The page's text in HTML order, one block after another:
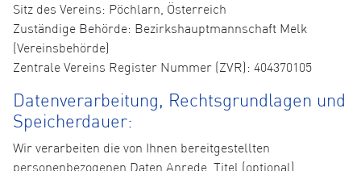
Sitz des Vereins: Pöchlarn, Österreich
Zuständige Behörde: Bezirkshauptmannschaft Melk
(Vereinsbehörde)
Zentrale Vereins Register Nummer (ZVR): 404370105
Datenverarbeitung, Rechtsgrundlagen und
Speicherdauer:
Wir verarbeiten die von Ihnen bereitgestellten
personenbezogenen Daten Anrede, Titel (optional),